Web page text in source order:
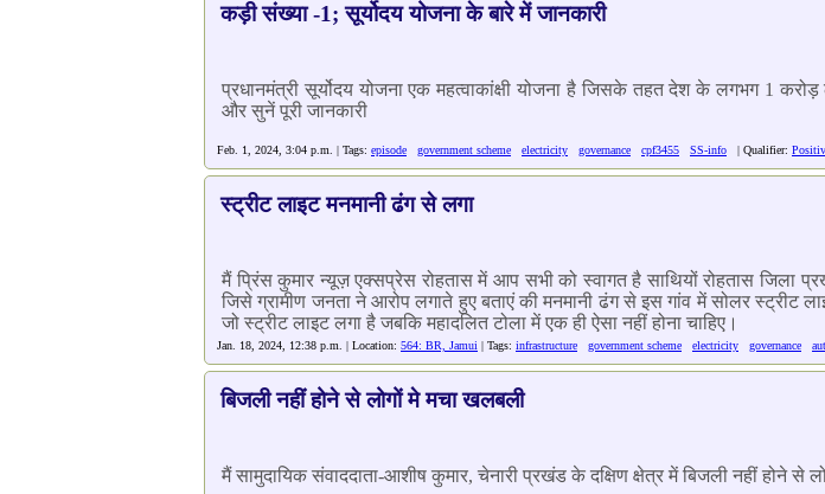
कड़ी संख्या -1; सूर्योदय योजना के बारे में जानकारी
प्रधानमंत्री सूर्योदय योजना एक महत्वाकांक्षी योजना है जिसके तहत देश के लगभग 1
और सुनें पूरी जानकारी
Feb. 1, 2024, 3:04 p.m. | Tags: episode government scheme electricity governance cpf3455 SS-info | Qualifier:
स्ट्रीट लाइट मनमानी ढंग से लगा
मैं प्रिंस कुमार न्यूज़ एक्सप्रेस रोहतास में आप सभी को स्वागत है साथियों रोहतास जिला
जिसे ग्रामीण जनता ने आरोप लगाते हुए बताएं की मनमानी ढंग से इस गांव में सोलर
जो स्ट्रीट लाइट लगा है जबकि महादलित टोला में एक ही ऐसा नहीं होना चाहिए।
Jan. 18, 2024, 12:38 p.m. | Location: 564: BR, Jamui | Tags: infrastructure government scheme electricity governance
बिजली नहीं होने से लोगों मे मचा खलबली
मैं सामुदायिक संवाददाता-आशीष कुमार, चेनारी प्रखंड के दक्षिण क्षेत्र में बिजली नहीं होने से